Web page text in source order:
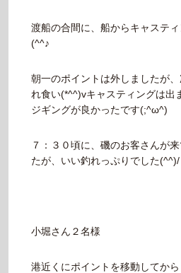
渡船の合間に、船からキャステ
(^^♪
朝一のポイントは外しましたが
れ食い(*^^)vキャスティングは出
ジギングが良かったです(;^ω^)
７：３０頃に、磯のお客さんが
たが、いい釣れっぷりでした(^^)/
小堀さん２名様
港近くにポイントを移動してか